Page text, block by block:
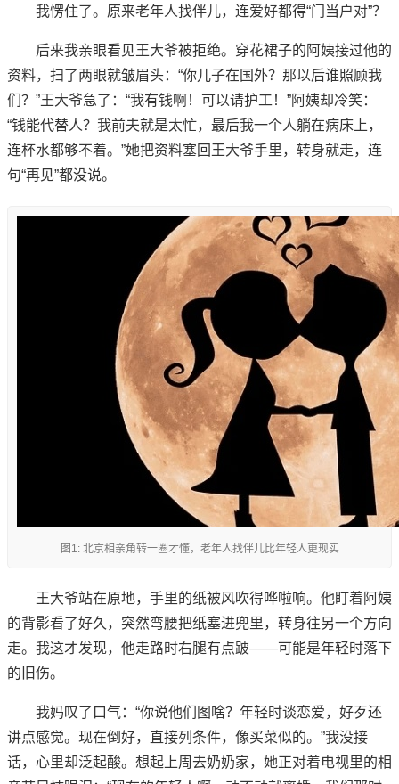
我愣住了。原来老年人找伴儿，连爱好都得“门当户对”？
后来我亲眼看见王大爷被拒绝。穿花裙子的阿姨接过他的
资料，扫了两眼就皱眉头：“你儿子在国外？那以后谁照顾我
们？”王大爷急了：“我有钱啊！可以请护工！”阿姨却冷笑：
“钱能代替人？我前夫就是太忙，最后我一个人躺在病床上，
连杯水都够不着。”她把资料塞回王大爷手里，转身就走，连
句“再见”都没说。
图1: 北京相亲角转一圈才懂，老年人找伴儿比年轻人更现实
王大爷站在原地，手里的纸被风吹得哗啦响。他盯着阿姨
的背影看了好久，突然弯腰把纸塞进兜里，转身往另一个方向
走。我这才发现，他走路时右腿有点跛——可能是年轻时落下
的旧伤。
我妈叹了口气：“你说他们图啥？年轻时谈恋爱，好歹还
讲点感觉。现在倒好，直接列条件，像买菜似的。”我没接
话，心里却泛起酸。想起上周去奶奶家，她正对着电视里的相